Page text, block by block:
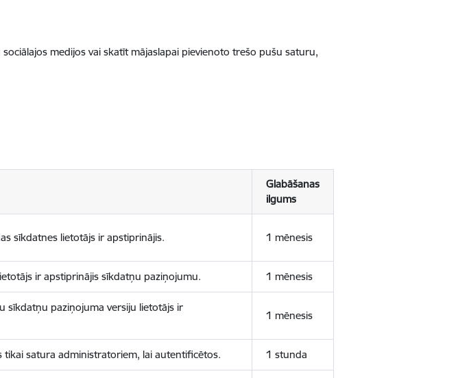
medijos vai skatīt mājaslapai pievienoto trešo pušu saturu,
Glabāšanas
ilgums
sīkdatnes lietotājs ir apstiprinājis. 1 mēnesis
ir apstiprinājis sīkdatņu paziņojumu. 1 mēnesis
sīkdatņu paziņojuma versiju lietotājs ir
1 mēnesis
tikai satura administratoriem, lai autentificētos. 1 stunda